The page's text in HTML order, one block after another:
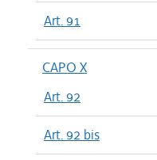
Art. 91
CAPO X
Art. 92
Art. 92 bis